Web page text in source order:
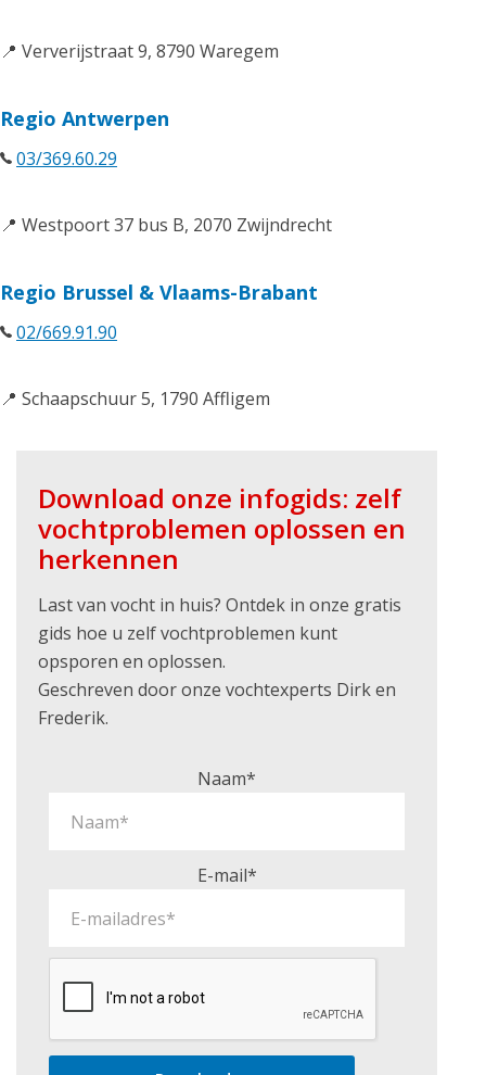
📍 Ververijstraat 9, 8790 Waregem
Regio Antwerpen
03/369.60.29
📍 Westpoort 37 bus B, 2070 Zwijndrecht
Regio Brussel & Vlaams-Brabant
02/669.91.90
📍 Schaapschuur 5, 1790 Affligem
Download onze infogids: zelf
vochtproblemen oplossen en
herkennen
Last van vocht in huis? Ontdek in onze gratis
gids hoe u zelf vochtproblemen kunt
opsporen en oplossen.
Geschreven door onze vochtexperts Dirk en
Frederik.
Naam*
E-mail*